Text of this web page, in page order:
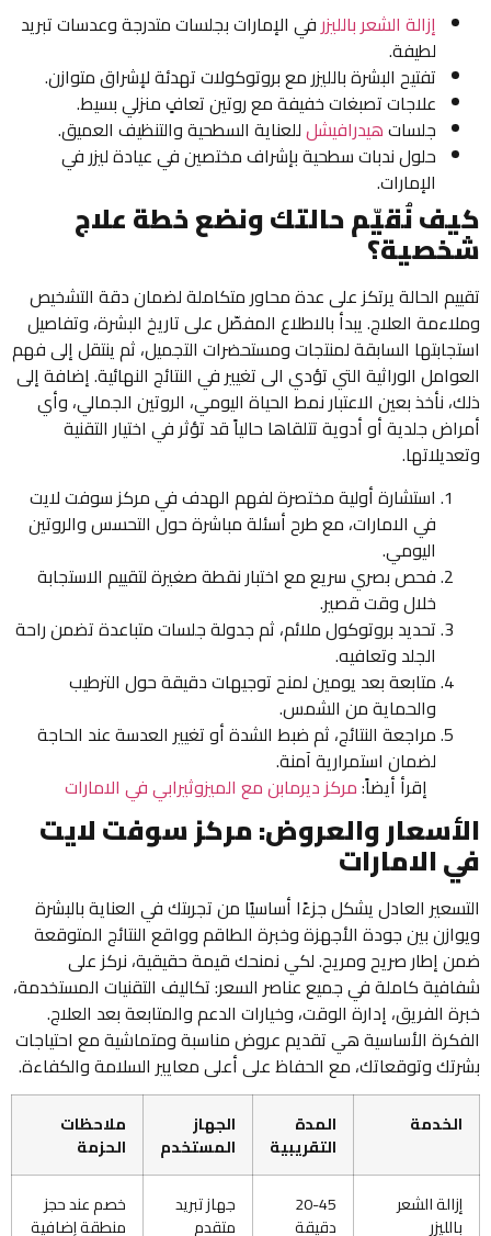
إزالة الشعر بالليزرفي الإمارات بجلسات متدرجة وعدسات تبريد
لطيفة.
تفتيح البشرة بالليزر مع بروتوكولات تهدئة لإشراق متوازن.
علاجات تصبغات خفيفة مع روتين تعافٍ منزلي بسيط.
جلساتهيدرافيشلللعناية السطحية والتنظيف العميق.
حلول ندبات سطحية بإشراف مختصين في عيادة ليزر في
الإمارات.
كيف نُقيّم حالتك ونضع خطة علاج
شخصية؟
تقييم الحالة يرتكز على عدة محاور متكاملة لضمان دقة التشخيص
وملاءمة العلاج. يبدأ بالاطلاع المفصّل على تاريخ البشرة، وتفاصيل
استجابتها السابقة لمنتجات ومستحضرات التجميل، ثم ينتقل إلى فهم
العوامل الوراثية التي تؤدي الى تغيير في النتائج النهائية. إضافة إلى
ذلك، نأخذ بعين الاعتبار نمط الحياة اليومي، الروتين الجمالي، وأي
أمراض جلدية أو أدوية تتلقاها حالياً قد تؤثر في اختيار التقنية
وتعديلاتها.
استشارة أولية مختصرة لفهم الهدف في مركز سوفت لايت
في الامارات، مع طرح أسئلة مباشرة حول التحسس والروتين
اليومي.
فحص بصري سريع مع اختبار نقطة صغيرة لتقييم الاستجابة
خلال وقت قصير.
تحديد بروتوكول ملائم، ثم جدولة جلسات متباعدة تضمن راحة
الجلد وتعافيه.
متابعة بعد يومين لمنح توجيهات دقيقة حول الترطيب
والحماية من الشمس.
مراجعة النتائج، ثم ضبط الشدة أو تغيير العدسة عند الحاجة
لضمان استمرارية آمنة.
إقرأ أيضاً:مركز ديرمابن مع الميزوثيرابي في الامارات
الأسعار والعروض: مركز سوفت لايت
في الامارات
التسعير العادل يشكل جزءًا أساسيًا من تجربتك في العناية بالبشرة
ويوازن بين جودة الأجهزة وخبرة الطاقم وواقع النتائج المتوقعة
ضمن إطار صريح ومريح. لكي نمنحك قيمة حقيقية، نركز على
شفافية كاملة في جميع عناصر السعر: تكاليف التقنيات المستخدمة،
خبرة الفريق، إدارة الوقت، وخيارات الدعم والمتابعة بعد العلاج.
الفكرة الأساسية هي تقديم عروض مناسبة ومتماشية مع احتياجات
بشرتك وتوقعاتك، مع الحفاظ على أعلى معايير السلامة والكفاءة.
الخدمة المدة
التقريبية
الجهاز
المستخدم
ملاحظات
الحزمة
إزالة الشعر
بالليزر
20-45
دقيقة
جهاز تبريد
متقدم
خصم عند حجز
منطقة إضافية